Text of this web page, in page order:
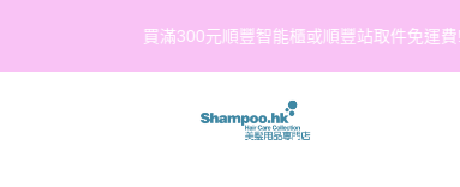
買滿300元順豐智能櫃或順豐站取件免運費!(點我觀看條款